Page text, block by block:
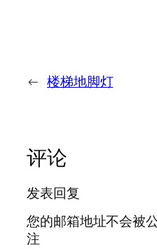
← 楼梯地脚灯
评论
发表回复
您的邮箱地址不会被公
注